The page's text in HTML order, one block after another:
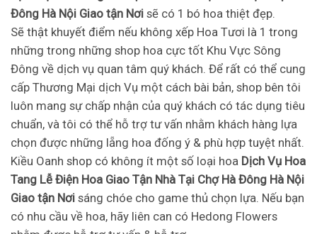
Đông Hà Nội Giao tận Nơi sẽ có 1 bó hoa thiệt đẹp.
Sẽ thật khuyết điểm nếu không xếp Hoa Tươi là 1 trong
những trong những shop hoa cực tốt Khu Vực Sông
Đông về dịch vụ quan tâm quý khách. Để rất có thể cung
cấp Thương Mại dịch Vụ một cách bài bản, shop bên tôi
luôn mang sự chấp nhận của quý khách có tác dụng tiêu
chuẩn, và tôi có thể hỗ trợ tư vấn nhằm khách hàng lựa
chọn được những lẵng hoa đống ý & phù hợp tuyệt nhất.
Kiều Oanh shop có không ít một số loại hoa Dịch Vụ Hoa
Tang Lễ Điện Hoa Giao Tận Nhà Tại Chợ Hà Đông Hà Nội
Giao tận Nơi sáng chóe cho game thủ chọn lựa. Nếu bạn
có nhu cầu về hoa, hãy liên can có Hedong Flowers